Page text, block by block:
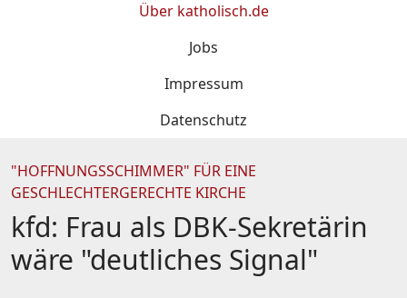
Über katholisch.de
Jobs
Impressum
Datenschutz
"HOFFNUNGSSCHIMMER" FÜR EINE
GESCHLECHTERGERECHTE KIRCHE
kfd: Frau als DBK-Sekretärin
wäre "deutliches Signal"